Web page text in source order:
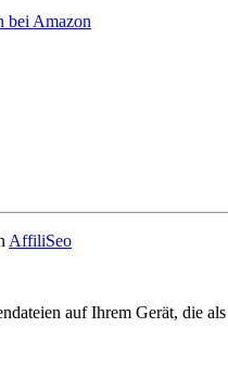
bei Amazon
AffiliSeo
auf Ihrem Gerät, die